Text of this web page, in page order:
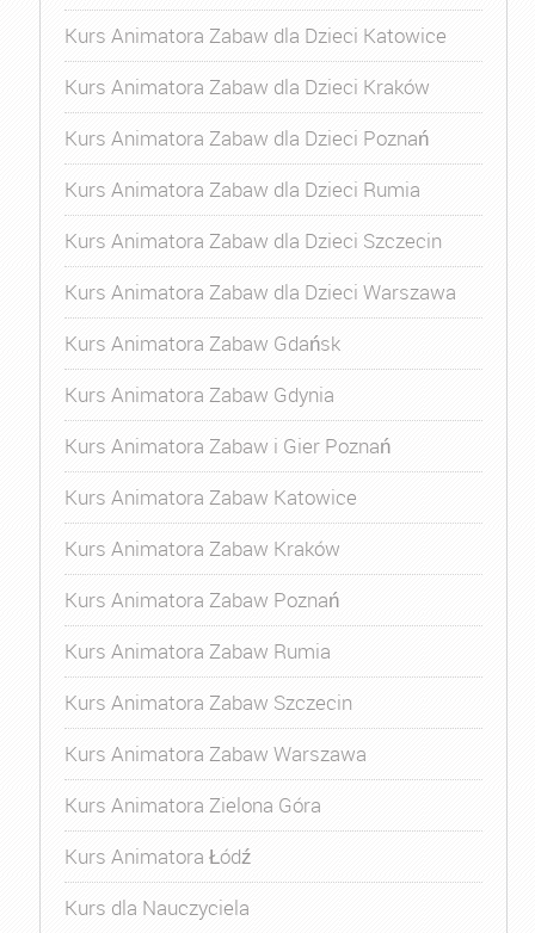
Kurs Animatora Zabaw dla Dzieci Katowice
Kurs Animatora Zabaw dla Dzieci Kraków
Kurs Animatora Zabaw dla Dzieci Poznań
Kurs Animatora Zabaw dla Dzieci Rumia
Kurs Animatora Zabaw dla Dzieci Szczecin
Kurs Animatora Zabaw dla Dzieci Warszawa
Kurs Animatora Zabaw Gdańsk
Kurs Animatora Zabaw Gdynia
Kurs Animatora Zabaw i Gier Poznań
Kurs Animatora Zabaw Katowice
Kurs Animatora Zabaw Kraków
Kurs Animatora Zabaw Poznań
Kurs Animatora Zabaw Rumia
Kurs Animatora Zabaw Szczecin
Kurs Animatora Zabaw Warszawa
Kurs Animatora Zielona Góra
Kurs Animatora Łódź
Kurs dla Nauczyciela